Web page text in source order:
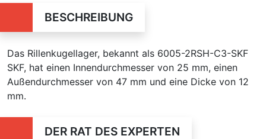
BESCHREIBUNG
Das Rillenkugellager, bekannt als 6005-2RSH-C3-SKF
SKF, hat einen Innendurchmesser von 25 mm, einen
Außendurchmesser von 47 mm und eine Dicke von 12
mm.
DER RAT DES EXPERTEN